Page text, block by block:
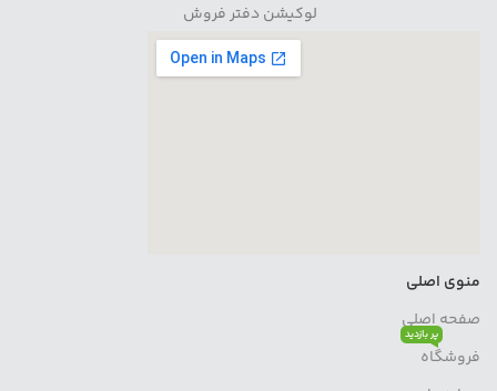
لوکیشن دفتر فروش
منوی اصلی
صفحه اصلی
فروشگاه
پر بازدید